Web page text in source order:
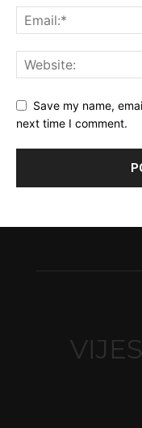
Save my name,
next time I comment.